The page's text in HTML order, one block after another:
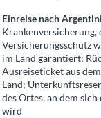
Einreise nach
Krankenversicherung,
Versicherungsschutz
im Land garantiert;
Ausreiseticket aus dem
Land;
des Ortes, an dem
wird